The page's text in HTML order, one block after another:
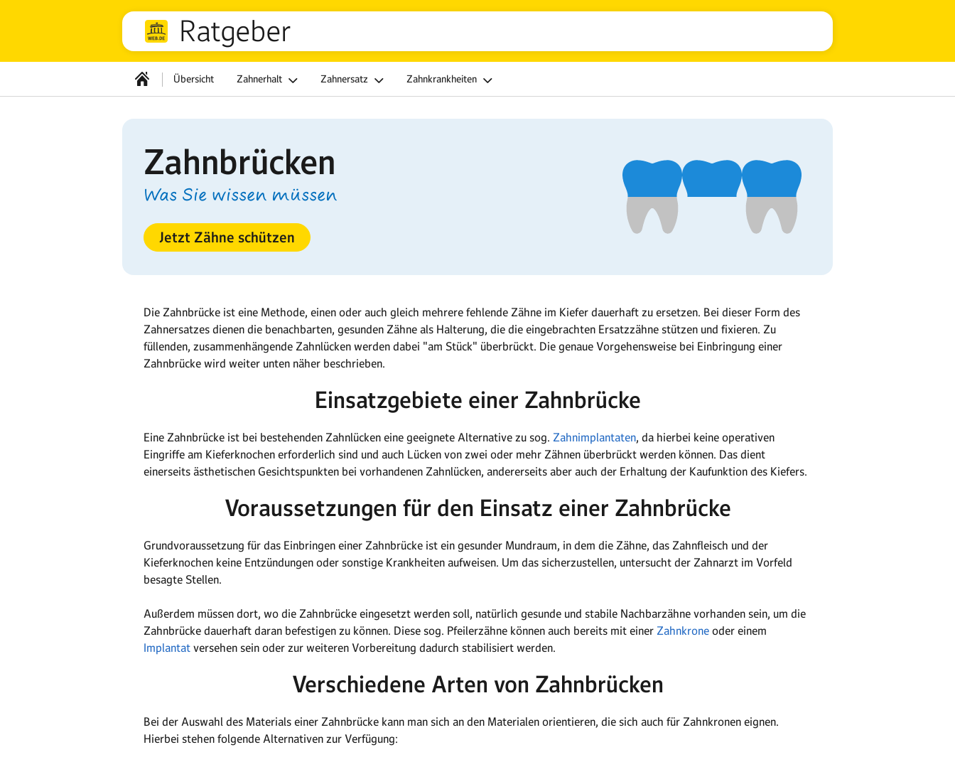
Ratgeber
Übersicht Zahnerhalt Zahnersatz Zahnkrankheiten
Zahnbrücken
Was Sie wissen müssen
Jetzt Zähne schützen
Die Zahnbrücke ist eine Methode, einen oder auch gleich mehrere fehlende Zähne im Kiefer dauerhaft zu ersetzen. Bei dieser Form des
Zahnersatzes dienen die benachbarten, gesunden Zähne als Halterung, die die eingebrachten Ersatzzähne stützen und fixieren. Zu
füllenden, zusammenhängende Zahnlücken werden dabei "am Stück" überbrückt. Die genaue Vorgehensweise bei Einbringung einer
Zahnbrücke wird weiter unten näher beschrieben.
Einsatzgebiete einer Zahnbrücke
Eine Zahnbrücke ist bei bestehenden Zahnlücken eine geeignete Alternative zu sog. Zahnimplantaten, da hierbei keine operativen
Eingriffe am Kieferknochen erforderlich sind und auch Lücken von zwei oder mehr Zähnen überbrückt werden können. Das dient
einerseits ästhetischen Gesichtspunkten bei vorhandenen Zahnlücken, andererseits aber auch der Erhaltung der Kaufunktion des Kiefers.
Voraussetzungen für den Einsatz einer Zahnbrücke
Grundvoraussetzung für das Einbringen einer Zahnbrücke ist ein gesunder Mundraum, in dem die Zähne, das Zahnfleisch und der
Kieferknochen keine Entzündungen oder sonstige Krankheiten aufweisen. Um das sicherzustellen, untersucht der Zahnarzt im Vorfeld
besagte Stellen.
Außerdem müssen dort, wo die Zahnbrücke eingesetzt werden soll, natürlich gesunde und stabile Nachbarzähne vorhanden sein, um die
Zahnbrücke dauerhaft daran befestigen zu können. Diese sog. Pfeilerzähne können auch bereits mit einer Zahnkrone oder einem
Implantat versehen sein oder zur weiteren Vorbereitung dadurch stabilisiert werden.
Verschiedene Arten von Zahnbrücken
Bei der Auswahl des Materials einer Zahnbrücke kann man sich an den Materialen orientieren, die sich auch für Zahnkronen eignen.
Hierbei stehen folgende Alternativen zur Verfügung: